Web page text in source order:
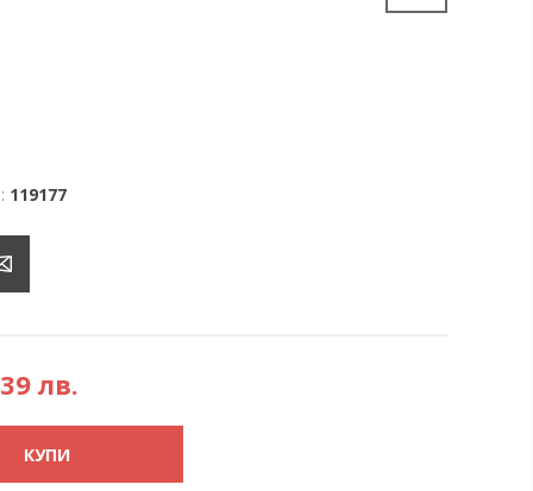
119177
лв.